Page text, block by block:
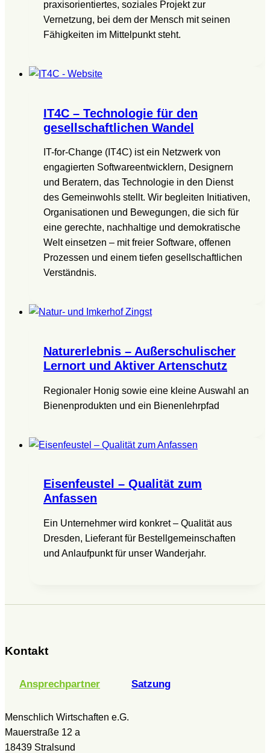
praxisorientiertes, soziales Projekt zur
Vernetzung, bei dem der Mensch mit seinen
Fähigkeiten im Mittelpunkt steht.
IT4C – Technologie für den
gesellschaftlichen Wandel
IT-for-Change (IT4C) ist ein Netzwerk von
engagierten Softwareentwicklern, Designern
und Beratern, das Technologie in den Dienst
des Gemeinwohls stellt. Wir begleiten Initiativen,
Organisationen und Bewegungen, die sich für
eine gerechte, nachhaltige und demokratische
Welt einsetzen – mit freier Software, offenen
Prozessen und einem tiefen gesellschaftlichen
Verständnis.
Naturerlebnis – Außerschulischer
Lernort und Aktiver Artenschutz
Regionaler Honig sowie eine kleine Auswahl an
Bienenprodukten und ein Bienenlehrpfad
Eisenfeustel – Qualität zum
Anfassen
Ein Unternehmer wird konkret – Qualität aus
Dresden, Lieferant für Bestellgemeinschaften
und Anlaufpunkt für unser Wanderjahr.
Kontakt
Ansprechpartner Satzung
Menschlich Wirtschaften e.G.
Mauerstraße 12 a
18439 Stralsund